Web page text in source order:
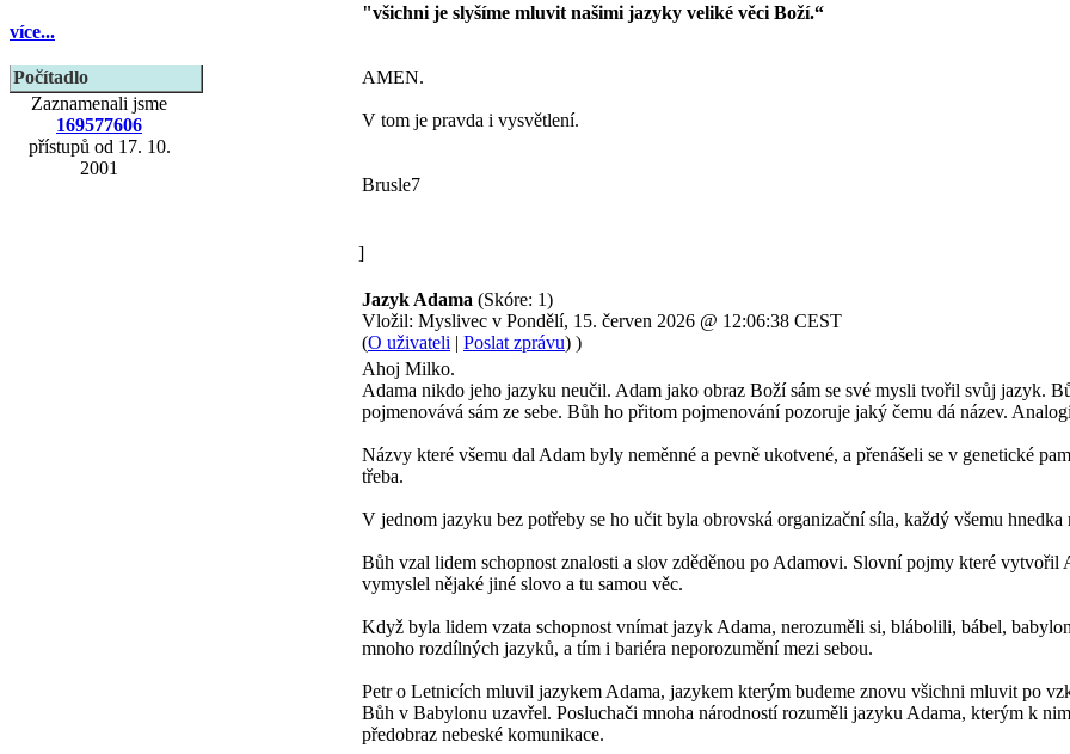
více...
Počítadlo
Zaznamenali jsme
169577606
přístupů od 17. 10.
2001
"všichni je slyšíme mluvit našimi jazyky veliké věci Boží.“
AMEN.
V tom je pravda i vysvětlení.
Brusle7
]
Jazyk Adama (Skóre: 1)
Vložil: Myslivec v Pondělí, 15. červen 2026 @ 12:06:38 CEST
(O uživateli | Poslat zprávu) )
Ahoj Milko.
Adama nikdo jeho jazyku neučil. Adam jako obraz Boží sám se své mysli tvořil svůj jazyk.
pojmenovává sám ze sebe. Bůh ho přitom pojmenování pozoruje jaký čemu dá název.
Názvy které všemu dal Adam byly neměnné a pevně ukotvené, a přenášeli se v genetické
třeba.
V jednom jazyku bez potřeby se ho učit byla obrovská organizační síla, každý všemu
Bůh vzal lidem schopnost znalosti a slov zděděnou po Adamovi. Slovní pojmy které
vymyslel nějaké jiné slovo a tu samou věc.
Když byla lidem vzata schopnost vnímat jazyk Adama, nerozuměli si, blábolili, bábel,
mnoho rozdílných jazyků, a tím i bariéra neporozumění mezi sebou.
Petr o Letnicích mluvil jazykem Adama, jazykem kterým budeme znovu všichni mluvit po
Bůh v Babylonu uzavřel. Posluchači mnoha národností rozuměli jazyku Adama, kterým k
předobraz nebeské komunikace.